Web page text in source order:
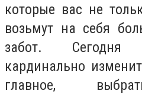
которые вас не
возьмут на себя
забот.
кардинально
главное,